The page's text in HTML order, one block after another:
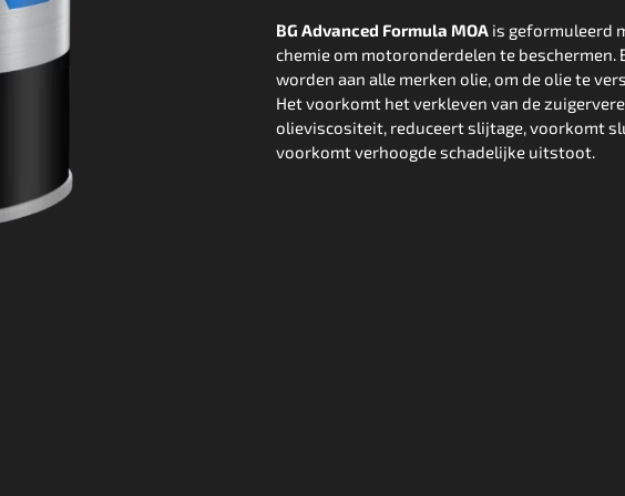
BG Advanced Formula MOA is geformuleerd
chemie om motoronderdelen te beschermen.
worden aan alle merken olie, om de olie te
Het voorkomt het verkleven van de
olieviscositeit, reduceert slijtage, voorkomt
voorkomt verhoogde schadelijke uitstoot.